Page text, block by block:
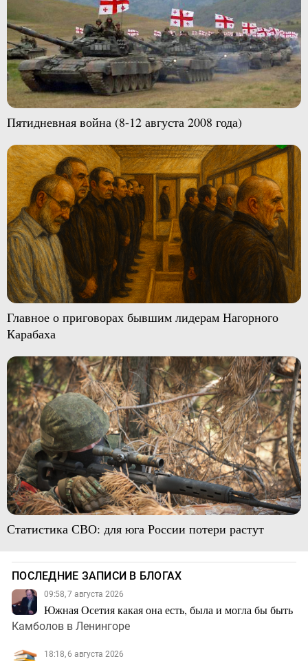
Пятидневная война (8-12 августа 2008 года)
Главное о приговорах бывшим лидерам Нагорного
Карабаха
Статистика СВО: для юга России потери растут
ПОСЛЕДНИЕ ЗАПИСИ В БЛОГАХ
09:58, 7 августа 2026
Южная Осетия какая она есть, была и могла бы быть
Камболов в Ленингоре
18:18, 6 августа 2026